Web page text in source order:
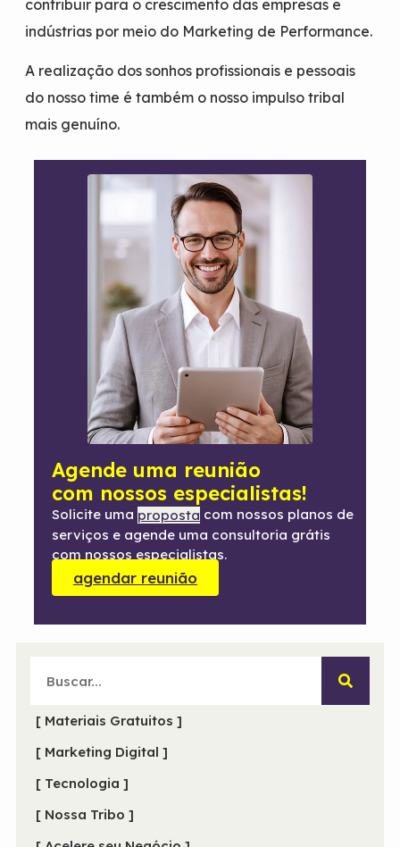
contribuir para o crescimento das empresas e
indústrias por meio do Marketing de Performance.
A realização dos sonhos profissionais e pessoais
do nosso time é também o nosso impulso tribal
mais genuíno.
Agende uma reunião
com nossos especialistas!
Solicite uma proposta com nossos planos de
serviços e agende uma consultoria grátis
com nossos especialistas.
agendar reunião
[ Materiais Gratuitos ]
[ Marketing Digital ]
[ Tecnologia ]
[ Nossa Tribo ]